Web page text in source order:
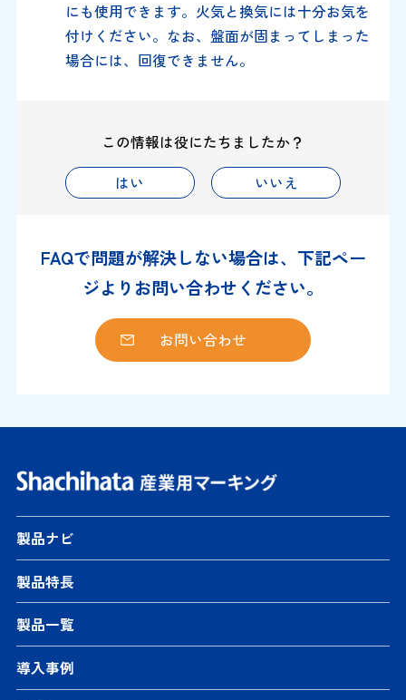
にも使用できます。火気と換気には十分お気を
付けください。なお、盤面が固まってしまった
場合には、回復できません。
この情報は役にたちましたか？
はい
いいえ
FAQで問題が解決しない場合は、下記ペー
ジよりお問い合わせください。
お問い合わせ
製品ナビ
製品特長
製品一覧
導入事例